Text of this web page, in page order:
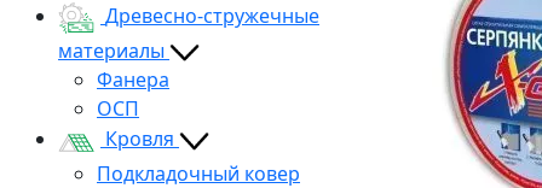
Древесно-стружечные
материалы
Фанера
ОСП
Кровля
Подкладочный ковер